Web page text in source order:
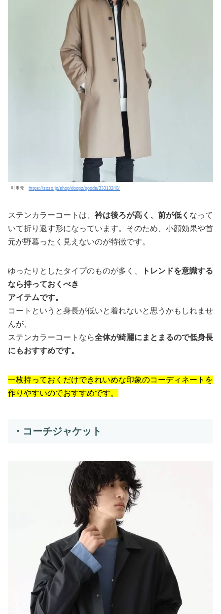
引用元 https://zozo.jp/shop/doopz/goods/33313240/
ステンカラーコートは、 衿は後ろが高く、前が低く なって
いて折り返す形になっています。そのため、小顔効果や首
元が野暮ったく見えないのが特徴です。
ゆったりとしたタイプのものが多く、
トレンドを意識する
なら持っておくべき
アイテムです。
コートというと身長が低いと着れないと思うかもしれませ
んが、
ステンカラーコートなら全体が綺麗にまとまるので低身長
にもおすすめです。
一枚持っておくだけできれいめな印象のコーディネートを
作りやすいのでおすすめです。
・コーチジャケット